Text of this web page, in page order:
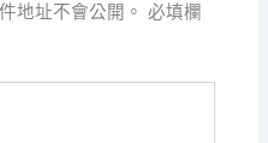
地址不會公開。 必填欄